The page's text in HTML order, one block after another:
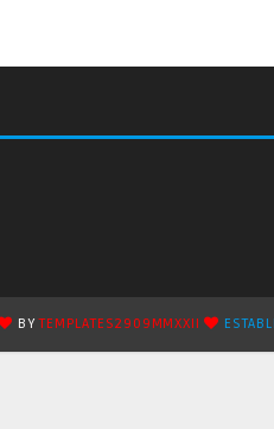
BYTEMPLATES2909MMXXII